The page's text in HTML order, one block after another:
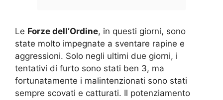
Le Forze dell’Ordine, in questi giorni, sono
state molto impegnate a sventare rapine e
aggressioni. Solo negli ultimi due giorni, i
tentativi di furto sono stati ben 3, ma
fortunatamente i malintenzionati sono stati
sempre scovati e catturati. Il potenziamento